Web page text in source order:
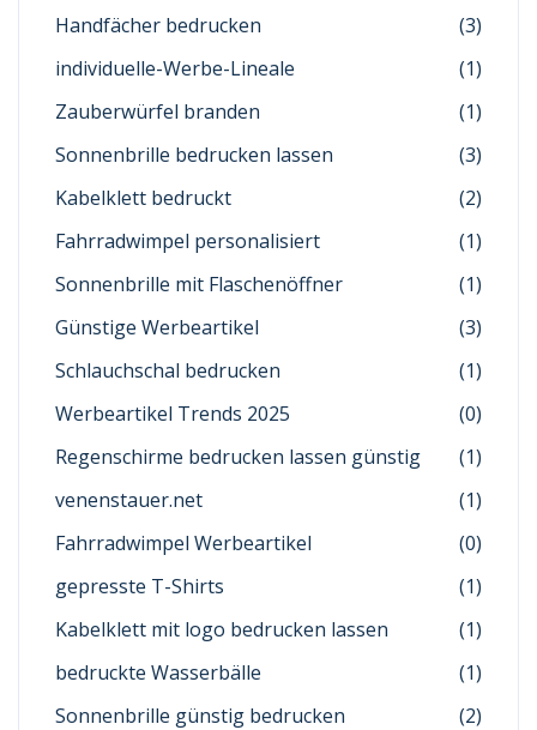
Handfächer bedrucken
(3)
individuelle-Werbe-Lineale
(1)
Zauberwürfel branden
(1)
Sonnenbrille bedrucken lassen
(3)
Kabelklett bedruckt
(2)
Fahrradwimpel personalisiert
(1)
Sonnenbrille mit Flaschenöffner
(1)
Günstige Werbeartikel
(3)
Schlauchschal bedrucken
(1)
Werbeartikel Trends 2025
(0)
Regenschirme bedrucken lassen günstig
(1)
venenstauer.net
(1)
Fahrradwimpel Werbeartikel
(0)
gepresste T-Shirts
(1)
Kabelklett mit logo bedrucken lassen
(1)
bedruckte Wasserbälle
(1)
Sonnenbrille günstig bedrucken
(2)